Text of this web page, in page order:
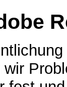
wir